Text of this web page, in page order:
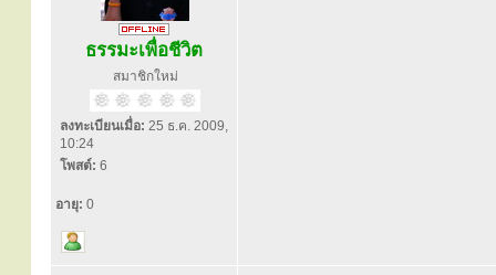
ธรรมะเพื่อชีวิต
สมาชิกใหม่
ลงทะเบียนเมื่อ: 25 ธ.ค. 2009,
10:24
โพสต์: 6
อายุ: 0